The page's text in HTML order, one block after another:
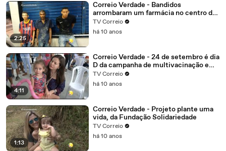
2:25
Correio Verdade - Bandidos
arrombaram um farmácia no centro de
Campina Grande, o alarme disparou
eles não tiveram tempo de correr e
TV Correio
há 10 anos
4:11
Correio Verdade - 24 de setembro é dia
D da campanha de multivacinação em
João Pessoa
TV Correio
há 10 anos
1:13
Correio Verdade - Projeto plante uma
vida, da Fundação Solidariedade
TV Correio
há 10 anos